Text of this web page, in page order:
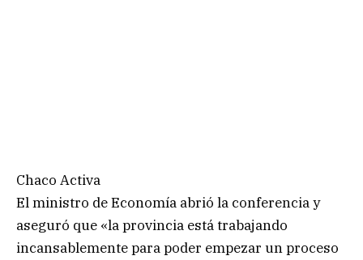
Chaco Activa
El ministro de Economía abrió la conferencia y
aseguró que «la provincia está trabajando
incansablemente para poder empezar un proceso